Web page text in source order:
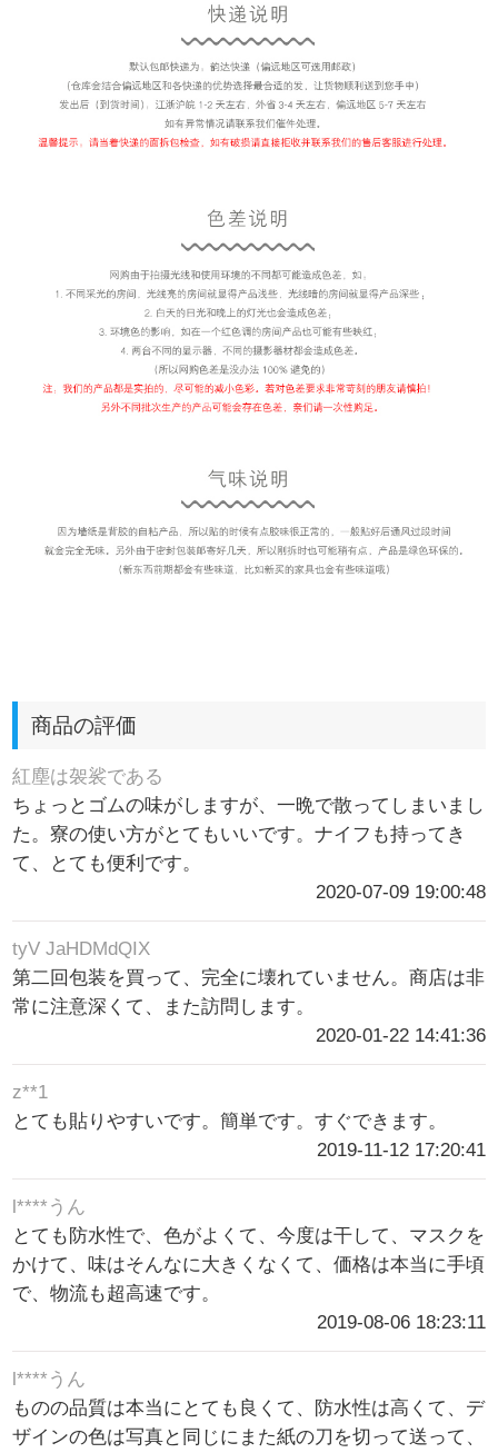
商品の評価
紅塵は袈裟である
ちょっとゴムの味がしますが、一晩で散ってしまいまし
た。寮の使い方がとてもいいです。ナイフも持ってき
て、とても便利です。
2020-07-09 19:00:48
tyV JaHDMdQIX
第二回包装を買って、完全に壊れていません。商店は非
常に注意深くて、また訪問します。
2020-01-22 14:41:36
z**1
とても貼りやすいです。簡単です。すぐできます。
2019-11-12 17:20:41
l****うん
とても防水性で、色がよくて、今度は干して、マスクを
かけて、味はそんなに大きくなくて、価格は本当に手頃
で、物流も超高速です。
2019-08-06 18:23:11
l****うん
ものの品質は本当にとても良くて、防水性は高くて、デ
ザインの色は写真と同じにまた紙の刀を切って送って、